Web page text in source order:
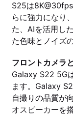
S25は
らに強力になり
た、AIを活用し
た色味とノイズ
フロントカメラ
Galaxy S22 5G
ます。Galaxy
自撮りの品質が
オスピーカーを